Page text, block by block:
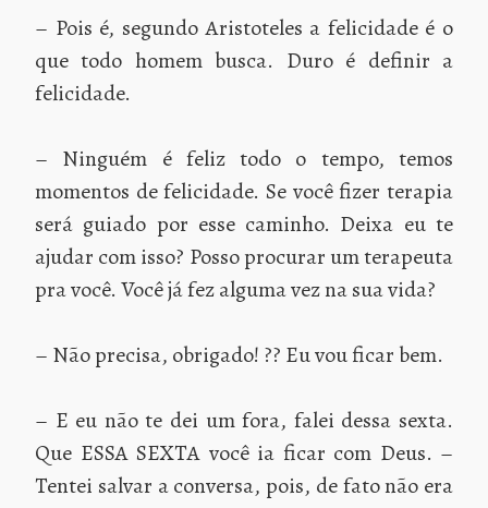
– Pois é, segundo Aristoteles a felicidade é o
que todo homem busca. Duro é definir a
felicidade.
– Ninguém é feliz todo o tempo, temos
momentos de felicidade. Se você fizer terapia
será guiado por esse caminho. Deixa eu te
ajudar com isso? Posso procurar um terapeuta
pra você. Você já fez alguma vez na sua vida?
– Não precisa, obrigado! ?? Eu vou ficar bem.
– E eu não te dei um fora, falei dessa sexta.
Que ESSA SEXTA você ia ficar com Deus. –
Tentei salvar a conversa, pois, de fato não era